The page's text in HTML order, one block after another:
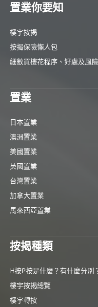
置業你要知
樓宇按揭
按揭保險懶人包
細數買樓花程序、好處及風險
置業
日本置業
澳洲置業
美國置業
英國置業
台灣置業
加拿大置業
馬來西亞置業
按揭種類
H按P按是什麼？有什麼分別
樓宇按揭總覽
樓宇轉按